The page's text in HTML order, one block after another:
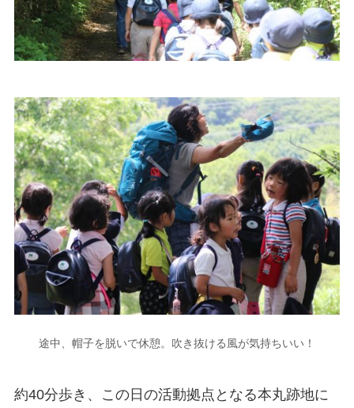
途中、帽子を脱いで休憩。吹き抜ける風が気持ちいい！
約40分歩き、この日の活動拠点となる本丸跡地に